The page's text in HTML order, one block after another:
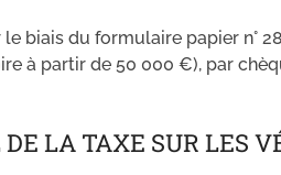
biais du formulaire papier n°
à partir de 50 000 €), par
LA TAXE SUR LES